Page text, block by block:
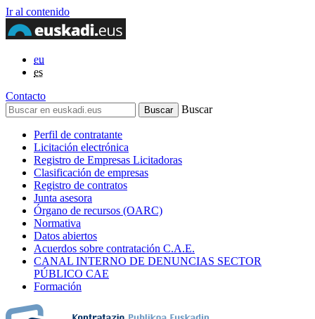
Ir al contenido
eu
es
Contacto
Buscar
Perfil de contratante
Licitación electrónica
Registro de Empresas Licitadoras
Clasificación de empresas
Registro de contratos
Junta asesora
Órgano de recursos (OARC)
Normativa
Datos abiertos
Acuerdos sobre contratación C.A.E.
CANAL INTERNO DE DENUNCIAS SECTOR
PÚBLICO CAE
Formación